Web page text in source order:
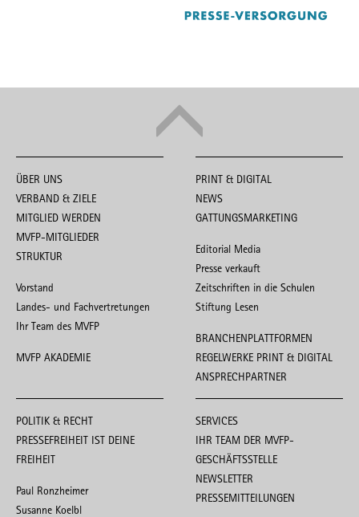
ÜBER UNS
VERBAND & ZIELE
MITGLIED WERDEN
MVFP-MITGLIEDER
STRUKTUR
Vorstand
Landes- und Fachvertretungen
Ihr Team des MVFP
MVFP AKADEMIE
PRINT & DIGITAL
NEWS
GATTUNGSMARKETING
Editorial Media
Presse verkauft
Zeitschriften in die Schulen
Stiftung Lesen
BRANCHENPLATTFORMEN
REGELWERKE PRINT & DIGITAL
ANSPRECHPARTNER
POLITIK & RECHT
PRESSEFREIHEIT IST DEINE
FREIHEIT
Paul Ronzheimer
Susanne Koelbl
SERVICES
IHR TEAM DER MVFP-
GESCHÄFTSSTELLE
NEWSLETTER
PRESSEMITTEILUNGEN